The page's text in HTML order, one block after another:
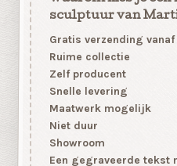
sculptuur van
Gratis verzending
Ruime collectie
Zelf producent
Snelle levering
Maatwerk mogelijk
Niet duur
Showroom
Een gegraveerde tekst